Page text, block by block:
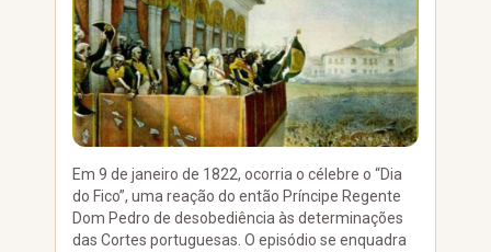
Em 9 de janeiro de 1822, ocorria o célebre o “Dia
do Fico”, uma reação do então Príncipe Regente
Dom Pedro de desobediência às determinações
das Cortes portuguesas. O episódio se enquadra